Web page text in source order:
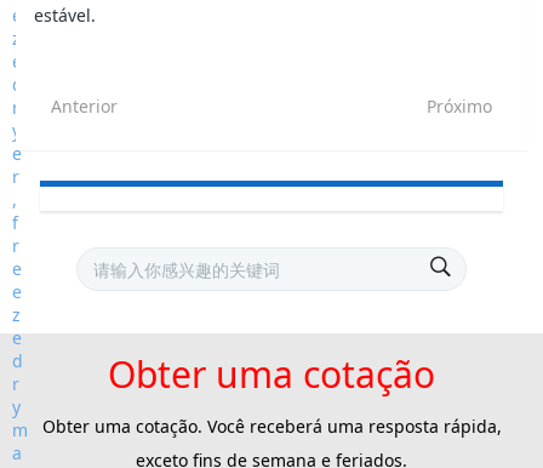
estável.
Anterior Próximo
Obter uma cotação
Obter uma cotação. Você receberá uma resposta rápida,
exceto fins de semana e feriados.